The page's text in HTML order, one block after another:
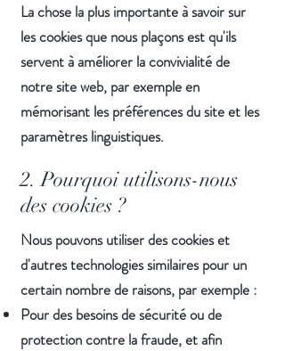
La chose la plus importante à savoir sur
les cookies que nous plaçons est qu'ils
servent à améliorer la convivialité de
notre site web, par exemple en
mémorisant les préférences du site et les
paramètres linguistiques.
2. Pourquoi utilisons-nous
des cookies ?
Nous pouvons utiliser des cookies et
d'autres technologies similaires pour un
certain nombre de raisons, par exemple :
Pour des besoins de sécurité ou de
protection contre la fraude, et afin